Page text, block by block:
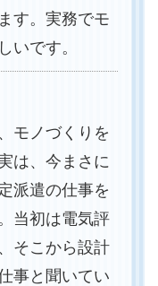
す。実務でモ
いです。
モノづくりを
は、今まさに
派遣の仕事を
当初は電気評
そこから設計
事と聞いてい